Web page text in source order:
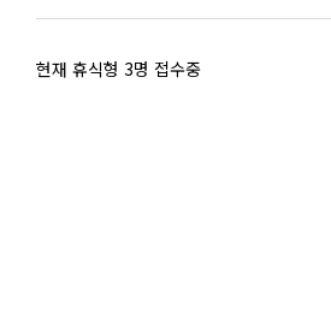
현재 휴식형 3명 접수중